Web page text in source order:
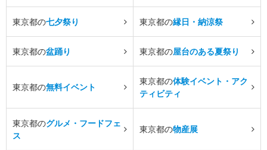
東京都の七夕祭り 東京都の縁日・納涼祭
東京都の盆踊り 東京都の屋台のある夏祭り
東京都の無料イベント
東京都の体験イベント・アク
ティビティ
東京都のグルメ・フードフェ
ス
東京都の物産展